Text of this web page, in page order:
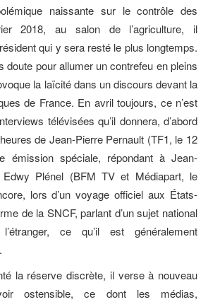
naissante sur le contrôle des
2018, au salon de l’agriculture, il
qui y sera resté le plus longtemps.
doute pour allumer un contrefeu en pleins
la laïcité dans un discours devant la
de France. En avril toujours, ce n’est
télévisées qu’il donnera, d’abord
de Jean-Pierre Pernault (TF1, le 12
émission spéciale, répondant à Jean-
Plénel (BFM TV et Médiapart, le
lors d’un voyage officiel aux États-
de la SNCF, parlant d’un sujet national
ce qu’il est généralement
la réserve discrète, il verse à nouveau
ostensible, ce dont les médias,